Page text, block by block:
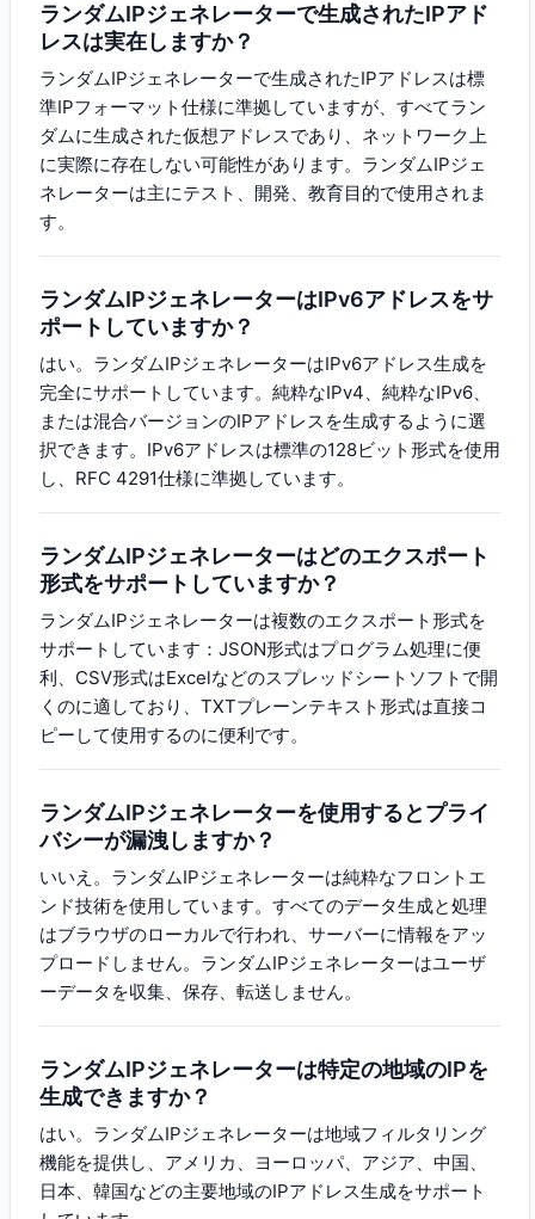
ランダムIPジェネレーターで生成されたIPアド
レスは実在しますか？
ランダムIPジェネレーターで生成されたIPアドレスは標
準IPフォーマット仕様に準拠していますが、すべてラン
ダムに生成された仮想アドレスであり、ネットワーク上
に実際に存在しない可能性があります。ランダムIPジェ
ネレーターは主にテスト、開発、教育目的で使用されま
す。
ランダムIPジェネレーターはIPv6アドレスをサ
ポートしていますか？
はい。ランダムIPジェネレーターはIPv6アドレス生成を
完全にサポートしています。純粋なIPv4、純粋なIPv6、
または混合バージョンのIPアドレスを生成するように選
択できます。IPv6アドレスは標準の128ビット形式を使用
し、RFC 4291仕様に準拠しています。
ランダムIPジェネレーターはどのエクスポート
形式をサポートしていますか？
ランダムIPジェネレーターは複数のエクスポート形式を
サポートしています：JSON形式はプログラム処理に便
利、CSV形式はExcelなどのスプレッドシートソフトで開
くのに適しており、TXTプレーンテキスト形式は直接コ
ピーして使用するのに便利です。
ランダムIPジェネレーターを使用するとプライ
バシーが漏洩しますか？
いいえ。ランダムIPジェネレーターは純粋なフロントエ
ンド技術を使用しています。すべてのデータ生成と処理
はブラウザのローカルで行われ、サーバーに情報をアッ
プロードしません。ランダムIPジェネレーターはユーザ
ーデータを収集、保存、転送しません。
ランダムIPジェネレーターは特定の地域のIPを
生成できますか？
はい。ランダムIPジェネレーターは地域フィルタリング
機能を提供し、アメリカ、ヨーロッパ、アジア、中国、
日本、韓国などの主要地域のIPアドレス生成をサポート